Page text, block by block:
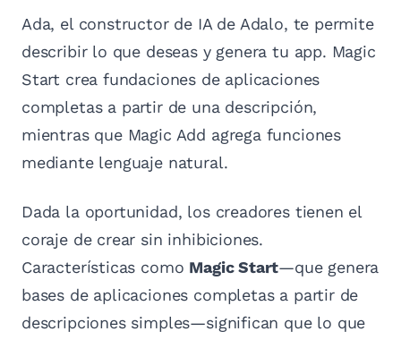
Ada, el constructor de IA de Adalo, te permite
describir lo que deseas y genera tu app. Magic
Start crea fundaciones de aplicaciones
completas a partir de una descripción,
mientras que Magic Add agrega funciones
mediante lenguaje natural.
Dada la oportunidad, los creadores tienen el
coraje de crear sin inhibiciones.
Características como Magic Start—que genera
bases de aplicaciones completas a partir de
descripciones simples—significan que lo que